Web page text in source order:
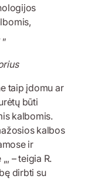
taip įdomu ar
būti
kalbomis.
kalbos
ir
– teigia R.
dirbti su